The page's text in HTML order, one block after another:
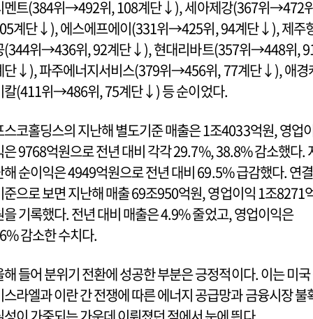
멘트(384위→492위, 108계단↓), 세아제강(367위→472
계단↓), 에스에프에이(331위→425위, 94계단↓), 제주
(344위→436위, 92계단↓), 현대리바트(357위→448위,
단↓), 파주에너지서비스(379위→456위, 77계단↓), 애경
칼(411위→486위, 75계단↓) 등 순이었다.
스코홀딩스의 지난해 별도기준 매출은 1조4033억원, 영업
은 9768억원으로 전년 대비 각각 29.7%, 38.8% 감소했다.
해 순이익은 4949억원으로 전년 대비 69.5% 급감했다. 연결
준으로 보면 지난해 매출 69조950억원, 영업이익 1조8271
을 기록했다. 전년 대비 매출은 4.9% 줄었고, 영업이익은
감소한 수치다.
해 들어 분위기 전환에 성공한 부분은 긍정적이다. 이는 미국
스라엘과 이란 간 전쟁에 따른 에너지 공급망과 금융시장 불